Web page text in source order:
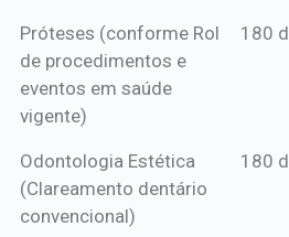
Próteses (conforme Rol
de procedimentos e
eventos em saúde
vigente)
180
Odontologia Estética
(Clareamento dentário
convencional)
180